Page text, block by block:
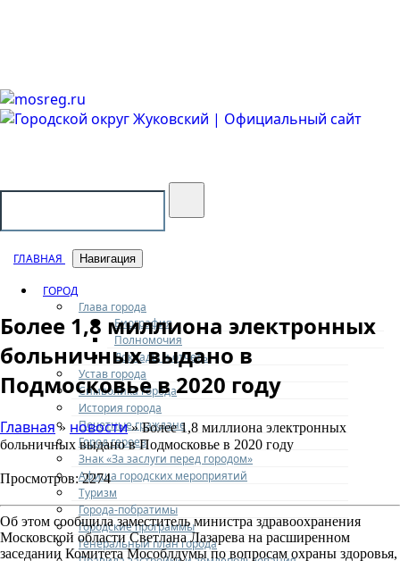
ГЛАВНАЯ Навигация
ГОРОД
Глава города
Биография
Полномочия
Доклады и отчеты
Устав города
Символика города
История города
Почетные граждане
Город героев
Знак «За заслуги перед городом»
Афиша городских мероприятий
Туризм
Города-побратимы
Городские программы
Генеральный план города
Более 1,8 миллиона электронных
больничных выдано в
Подмосковье в 2020 году
Главная» новости» Более 1,8 миллиона электронных
больничных выдано в Подмосковье в 2020 году
Просмотров: 2274
Об этом сообщила заместитель министра здравоохранения
Московской области Светлана Лазарева на расширенном
заседании Комитета Мособлдумы по вопросам охраны здоровья,